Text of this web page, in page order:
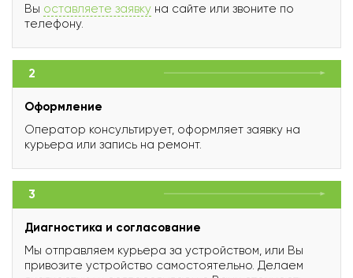
Вы оставляете заявку на сайте или звоните по
телефону.
2
Оформление
Оператор консультирует, оформляет заявку на
курьера или запись на ремонт.
3
Диагностика и согласование
Мы отправляем курьера за устройством, или Вы
привозите устройство самостоятельно. Делаем